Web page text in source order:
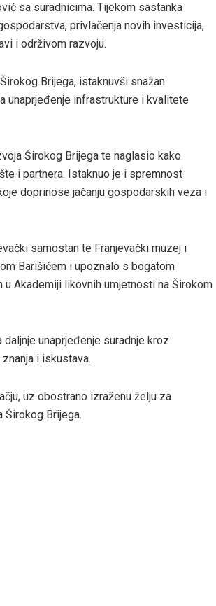
sa suradnicima. Tijekom sastanka
privlačenja novih investicija,
i održivom razvoju.
Brijega, istaknuvši snažan
unaprjeđenje infrastrukture i kvalitete
Širokog Brijega te naglasio kako
i partnera. Istaknuo je i spremnost
doprinose jačanju gospodarskih veza i
samostan te Franjevački muzej i
Barišićem i upoznalo s bogatom
Akademiji likovnih umjetnosti na Širokom
unaprjeđenje suradnje kroz
i iskustava.
uz obostrano izraženu želju za
Širokog Brijega.